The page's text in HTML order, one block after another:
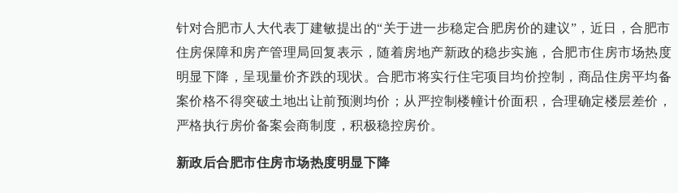
针对合肥市人大代表丁建敏提出的“关于进一步稳定合肥房价的建议”，近日，合肥市
住房保障和房产管理局回复表示，随着房地产新政的稳步实施，合肥市住房市场热度
明显下降，呈现量价齐跌的现状。合肥市将实行住宅项目均价控制，商品住房平均备
案价格不得突破土地出让前预测均价；从严控制楼幢计价面积，合理确定楼层差价，
严格执行房价备案会商制度，积极稳控房价。
新政后合肥市住房市场热度明显下降